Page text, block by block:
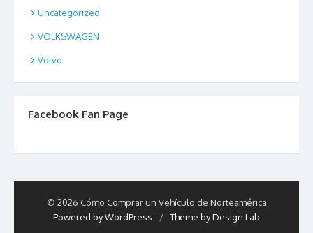
Uncategorized
VOLKSWAGEN
Volvo
Facebook Fan Page
© 2026 Cómo Comprar un Vehículo de Norteamérica
Powered by WordPress
/ Theme by Design Lab